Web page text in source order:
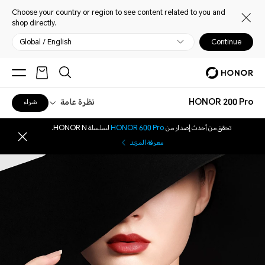
Choose your country or region to see content related to you and
shop directly.
Global / English Continue
HONOR 200 Pro نظرة عامة شراء
تحقق من أحدث إصدار منHONOR 600 Proلسلسلة HONOR N.
معرفة المزيد